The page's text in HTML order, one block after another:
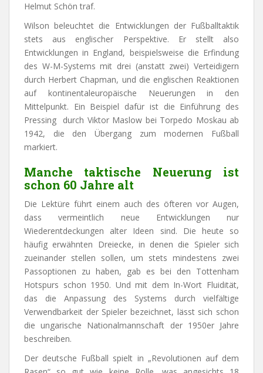
Helmut Schön traf.
Wilson beleuchtet die Entwicklungen der Fußballtaktik
stets aus englischer Perspektive. Er stellt also
Entwicklungen in England, beispielsweise die Erfindung
des W-M-Systems mit drei (anstatt zwei) Verteidigern
durch Herbert Chapman, und die englischen Reaktionen
auf kontinentaleuropäische Neuerungen in den
Mittelpunkt. Ein Beispiel dafür ist die Einführung des
Pressing durch Viktor Maslow bei Torpedo Moskau ab
1942, die den Übergang zum modernen Fußball
markiert.
Manche taktische Neuerung ist
schon 60 Jahre alt
Die Lektüre führt einem auch des öfteren vor Augen,
dass vermeintlich neue Entwicklungen nur
Wiederentdeckungen alter Ideen sind. Die heute so
häufig erwähnten Dreiecke, in denen die Spieler sich
zueinander stellen sollen, um stets mindestens zwei
Passoptionen zu haben, gab es bei den Tottenham
Hotspurs schon 1950. Und mit dem In-Wort Fluidität,
das die Anpassung des Systems durch vielfältige
Verwendbarkeit der Spieler bezeichnet, lässt sich schon
die ungarische Nationalmannschaft der 1950er Jahre
beschreiben.
Der deutsche Fußball spielt in „Revolutionen auf dem